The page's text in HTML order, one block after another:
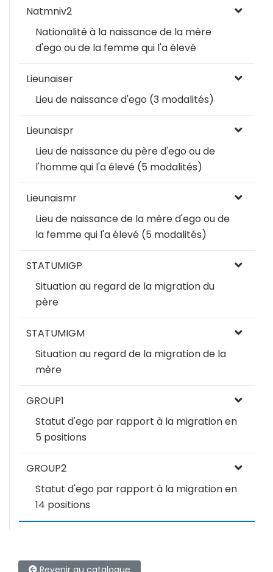
Natmniv2
Nationalité à la naissance de la mère
d'ego ou de la femme qui l'a élevé
Lieunaiser
Lieu de naissance d'ego (3 modalités)
Lieunaispr
Lieu de naissance du père d'ego ou de
l'homme qui l'a élevé (5 modalités)
Lieunaismr
Lieu de naissance de la mère d'ego ou de
la femme qui l'a élevé (5 modalités)
STATUMIGP
Situation au regard de la migration du
père
STATUMIGM
Situation au regard de la migration de la
mère
GROUP1
Statut d'ego par rapport à la migration en
5 positions
GROUP2
Statut d'ego par rapport à la migration en
14 positions
Revenir au catalogue